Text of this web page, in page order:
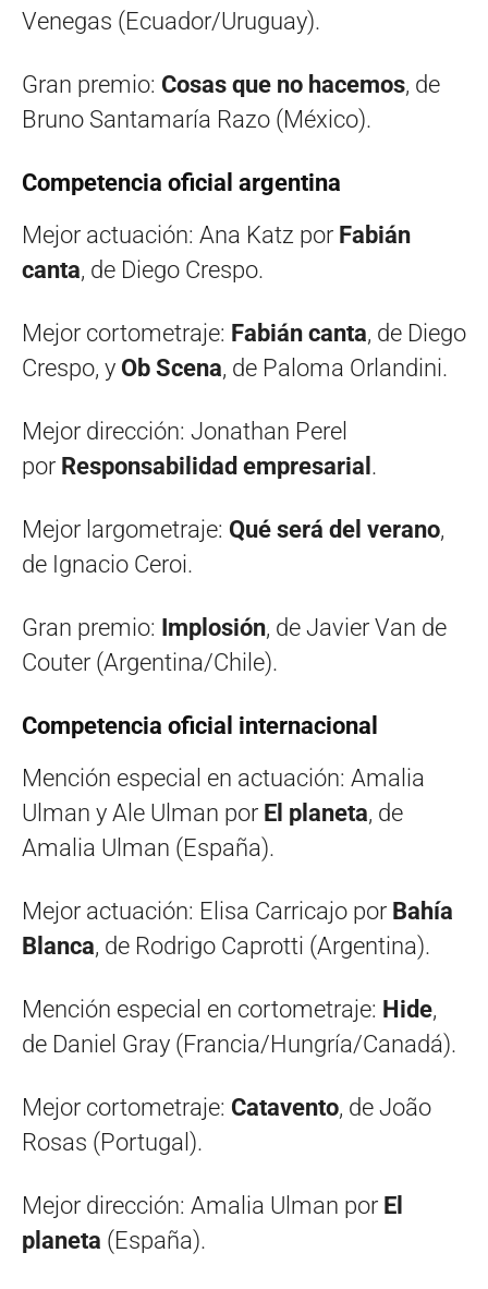
Venegas (Ecuador/Uruguay).
Gran premio: Cosas que no hacemos, de
Bruno Santamaría Razo (México).
Competencia oficial argentina
Mejor actuación: Ana Katz por Fabián
canta, de Diego Crespo.
Mejor cortometraje: Fabián canta, de Diego
Crespo, y Ob Scena, de Paloma Orlandini.
Mejor dirección: Jonathan Perel
por Responsabilidad empresarial .
Mejor largometraje: Qué será del verano,
de Ignacio Ceroi.
Gran premio: Implosión, de Javier Van de
Couter (Argentina/Chile).
Competencia oficial internacional
Mención especial en actuación: Amalia
Ulman y Ale Ulman por El planeta, de
Amalia Ulman (España).
Mejor actuación: Elisa Carricajo por Bahía
Blanca, de Rodrigo Caprotti (Argentina).
Mención especial en cortometraje: Hide,
de Daniel Gray (Francia/Hungría/Canadá).
Mejor cortometraje: Catavento, de João
Rosas (Portugal).
Mejor dirección: Amalia Ulman por El
planeta (España).